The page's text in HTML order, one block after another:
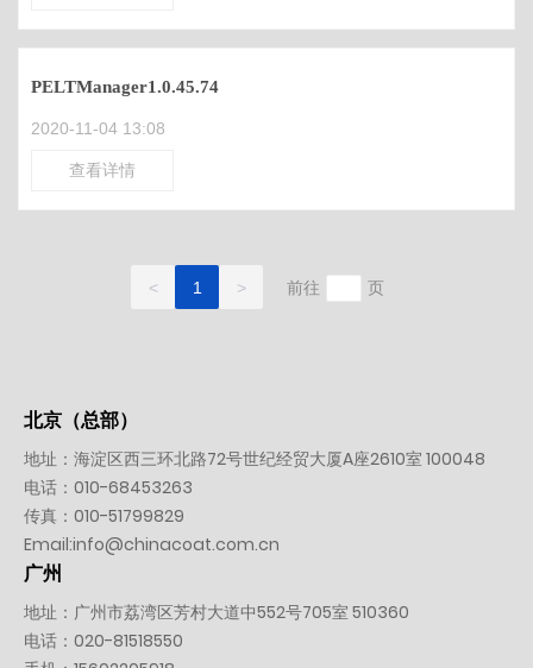
PELTManager1.0.45.74
2020-11-04 13:08
查看详情
< 1 > 前往 页
北京（总部）
地址：海淀区西三环北路72号世纪经贸大厦A座2610室 100048
电话： 010-68453263
传真：010-51799829
Email:info@chinacoat.com.cn
广州
地址：广州市荔湾区芳村大道中552号705室 510360
电话： 020-81518550